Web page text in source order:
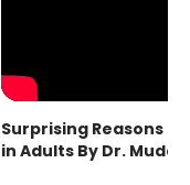
Surprising Reasons
in Adults By Dr.